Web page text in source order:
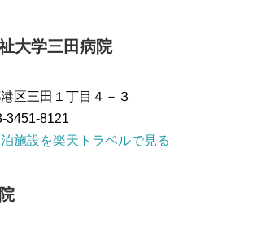
大学三田病院
区三田１丁目４－３
3451-8121
施設を楽天トラベルで見る